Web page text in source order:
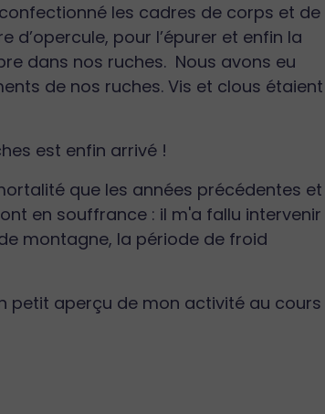
les cadres de corps et de
pour l’épurer et enfin la
dans nos ruches. Nous avons eu
de nos ruches. Vis et clous
est enfin arrivé !
que les années précédentes et
en souffrance : il m'a fallu intervenir
montagne, la période de froid
petit aperçu de mon activité au